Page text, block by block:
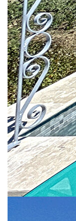
à vivre de 30m²,
équipée.
Côté nuit, 2
d'eau avec
Côté pratique, 2
lave-linge.
Côté confort, x2
septique de 2018,
A l'extérieur, le
et de chênes. Il
ensoleillement
verdoyants.
L'ancien bassin